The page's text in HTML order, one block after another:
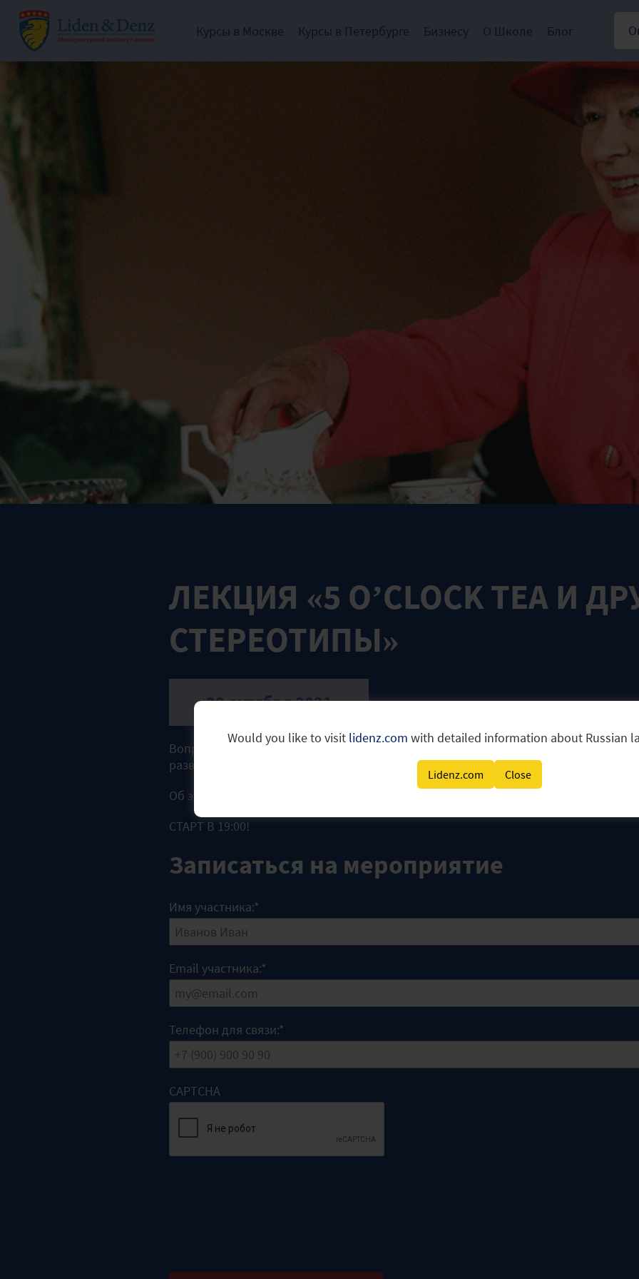
Would you like to visit lidenz.com with detailed information about Russian
Lidenz.com Close
Курсы в Москве Курсы в Петербурге Бизнесу О Школе Блог
ЛЕКЦИЯ «5 O’CLOCK TEA И
СТЕРЕОТИПЫ»
20 октября 2021
Вопреки распространенному мнению, овсянку британцы на завтрак едят редко, а
разве что как аттракцион для туристов.
Об этом и других стереотипах на второй лекции цикла.
СТАРТ В 19:00!
Записаться на мероприятие
Имя участника:*
Email участника:*
Телефон для связи:*
CAPTCHA